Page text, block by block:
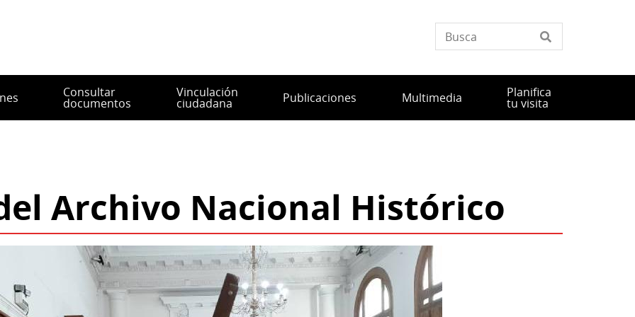
Consultar
documentos
Vinculación
ciudadana Publicaciones Multimedia Planifica
tu visita
Archivo Nacional Histórico